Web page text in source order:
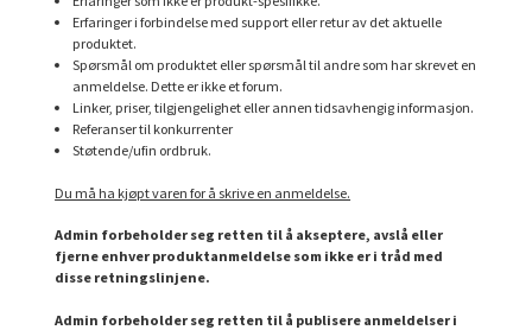
Erfaringer i forbindelse med support eller retur av det aktuelle
produktet.
Spørsmål om produktet eller spørsmål til andre som har skrevet en
anmeldelse. Dette er ikke et forum.
Linker, priser, tilgjengelighet eller annen tidsavhengig informasjon.
Referanser til konkurrenter
Støtende/ufin ordbruk.
Du må ha kjøpt varen for å skrive en anmeldelse.
Admin forbeholder seg retten til å akseptere, avslå eller
fjerne enhver produktanmeldelse som ikke er i tråd med
disse retningslinjene.
Admin forbeholder seg retten til å publisere anmeldelser i